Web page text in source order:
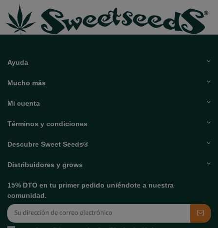
Ayuda
Mucho más
Mi cuenta
Términos y condiciones
Descubre Sweet Seeds®
Distribuidores y grows
15% DTO en tu primer pedido uniéndote a nuestra
comunidad.